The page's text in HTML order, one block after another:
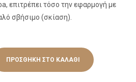
επιτρέπει τόσο την εφαρμογή με
σβήσιμο (σκίαση).
ΠΡΟΣΘΉΚΗ ΣΤΟ ΚΑΛΆΘΙ